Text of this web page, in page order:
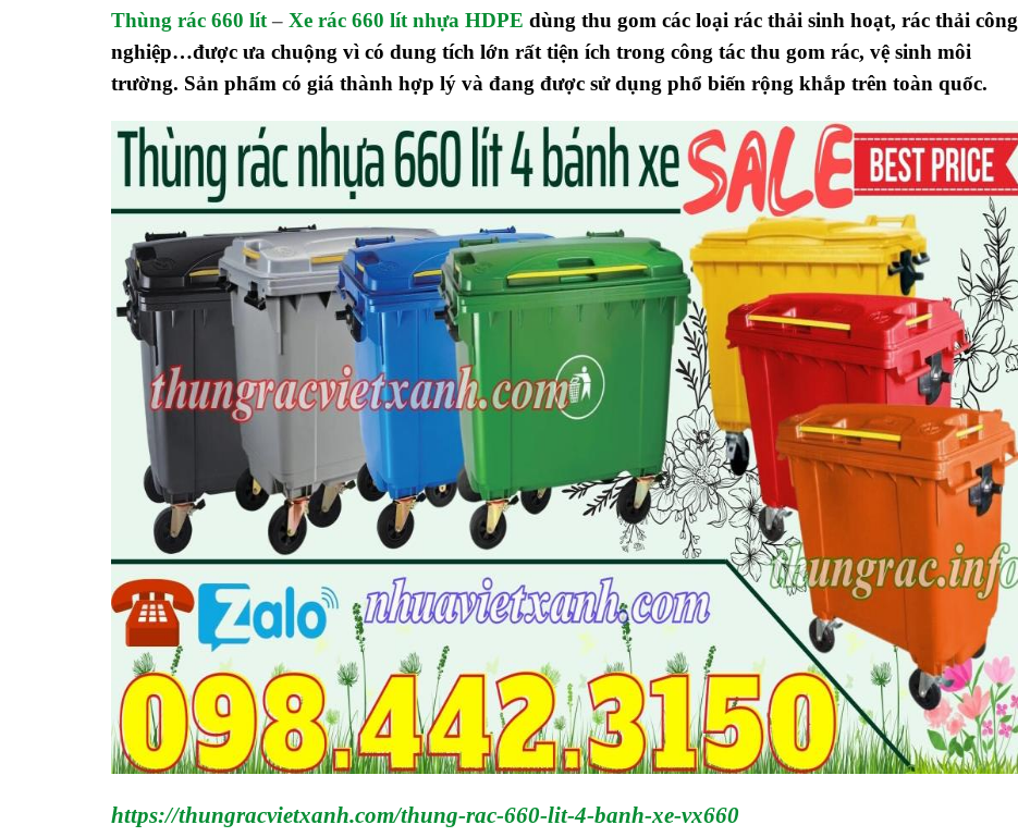
Thùng rác 660 lít – Xe rác 660 lít nhựa HDPE dùng thu gom các loại rác thải sinh hoạt, rác thải công
nghiệp…được ưa chuộng vì có dung tích lớn rất tiện ích trong công tác thu gom rác, vệ sinh môi
trường. Sản phẩm có giá thành hợp lý và đang được sử dụng phổ biến rộng khắp trên toàn quốc.
https://thungracvietxanh.com/thung-rac-660-lit-4-banh-xe-vx660